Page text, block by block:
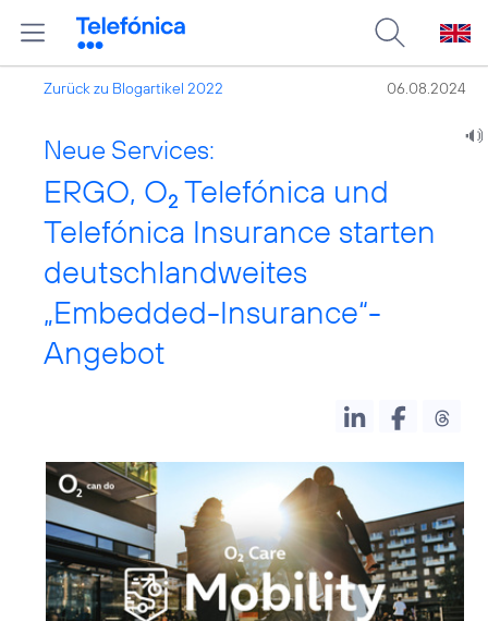
Zurück zu Blogartikel 2022 06.08.2024
Neue Services:
ERGO, O2 Telefónica und
Telefónica Insurance starten
deutschlandweites
„Embedded-Insurance“-
Angebot